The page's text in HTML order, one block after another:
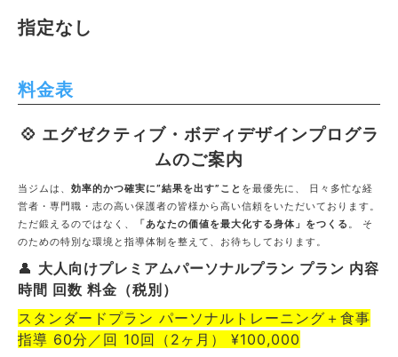
指定なし
料金表
💠 エグゼクティブ・ボディデザインプログラ
ムのご案内
当ジムは、 効率的かつ確実に“結果を出す”こと を最優先に、 日々多忙な経
営者・専門職・志の高い保護者の皆様から高い信頼をいただいております。
ただ鍛えるのではなく、
「あなたの価値を最大化する身体」をつくる
。 そ
のための特別な環境と指導体制を整えて、お待ちしております。
👤 大人向けプレミアムパーソナルプラン プラン 内容
時間 回数 料金（税別）
スタンダードプラン パーソナルトレーニング＋食事
指導 60分／回 10回（2ヶ月） ¥100,000